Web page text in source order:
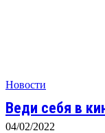
Новости
Веди себя в
04/02/2022